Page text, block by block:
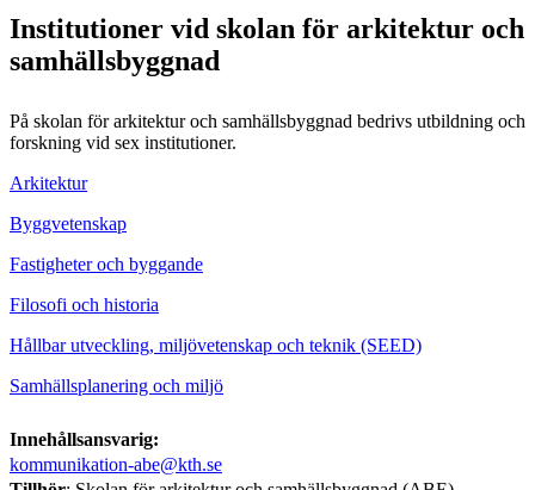
Institutioner vid skolan för arkitektur och
samhällsbyggnad
På skolan för arkitektur och samhällsbyggnad bedrivs utbildning och
forskning vid sex institutioner.
Arkitektur
Byggvetenskap
Fastigheter och byggande
Filosofi och historia
Hållbar utveckling, miljövetenskap och teknik (SEED)
Samhällsplanering och miljö
Innehållsansvarig:
kommunikation-abe@kth.se